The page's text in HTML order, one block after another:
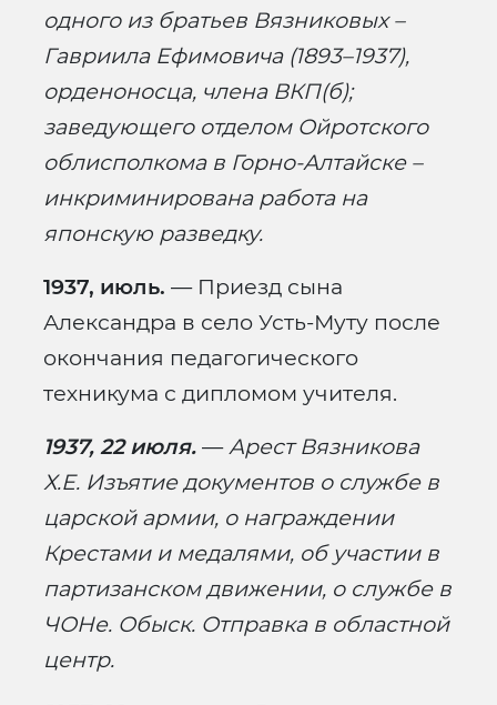
одного из братьев Вязниковых –
Гавриила Ефимовича (1893–1937),
орденоносца, члена ВКП(б);
заведующего отделом Ойротского
облисполкома в Горно-Алтайске –
инкриминирована работа на
японскую разведку.
1937, июль. — Приезд сына
Александра в село Усть-Муту после
окончания педагогического
техникума с дипломом учителя.
1937, 22 июля. —Арест Вязникова
Х.Е. Изъятие документов о службе в
царской армии, о награждении
Крестами и медалями, об участии в
партизанском движении, о службе в
ЧОНе. Обыск. Отправка в областной
центр.